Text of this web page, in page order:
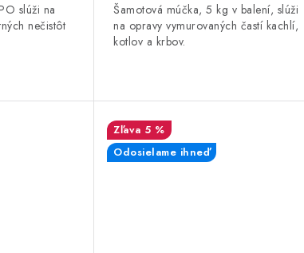
slúži na
nečistôt
Šamotová múčka, 5 kg v balení, slúži
na opravy vymurovaných častí kachlí,
kotlov a krbov.
5 %
Odosielame ihneď